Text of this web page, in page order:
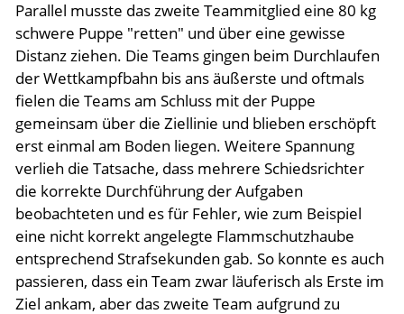
Parallel musste das zweite Teammitglied eine 80 kg
schwere Puppe "retten" und über eine gewisse
Distanz ziehen. Die Teams gingen beim Durchlaufen
der Wettkampfbahn bis ans äußerste und oftmals
fielen die Teams am Schluss mit der Puppe
gemeinsam über die Ziellinie und blieben erschöpft
erst einmal am Boden liegen. Weitere Spannung
verlieh die Tatsache, dass mehrere Schiedsrichter
die korrekte Durchführung der Aufgaben
beobachteten und es für Fehler, wie zum Beispiel
eine nicht korrekt angelegte Flammschutzhaube
entsprechend Strafsekunden gab. So konnte es auch
passieren, dass ein Team zwar läuferisch als Erste im
Ziel ankam, aber das zweite Team aufgrund zu